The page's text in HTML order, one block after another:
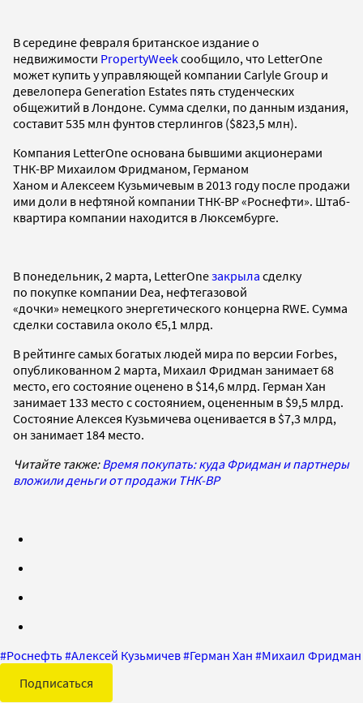
В середине февраля британское издание о
недвижимости PropertyWeekсообщило, что LetterOne
может купить у управляющей компании Carlyle Group и
девелопера Generation Estates пять студенческих
общежитий в Лондоне. Сумма сделки, по данным издания,
составит 535 млн фунтов стерлингов ($823,5 млн).
Компания LetterOne основана бывшими акционерами
ТНК-BP Михаилом Фридманом, Германом
Ханом и Алексеем Кузьмичевым в 2013 году после продажи
ими доли в нефтяной компании ТНК-ВР «Роснефти». Штаб-
квартира компании находится в Люксембурге.
В понедельник, 2 марта, LetterOneзакрыла сделку
по покупке компании Dea, нефтегазовой
«дочки» немецкого энергетического концерна RWE. Сумма
сделки составила около €5,1 млрд.
В рейтинге самых богатых людей мира по версии Forbes,
опубликованном 2 марта, Михаил Фридман занимает 68
место, его состояние оценено в $14,6 млрд. Герман Хан
занимает 133 место с состоянием, оцененным в $9,5 млрд.
Состояние Алексея Кузьмичева оценивается в $7,3 млрд,
он занимает 184 место.
Читайте также:Время покупать: куда Фридман и партнеры
вложили деньги от продажи ТНК-BP
#Роснефть#Алексей Кузьмичев#Герман Хан #Михаил Фридман
Подписаться